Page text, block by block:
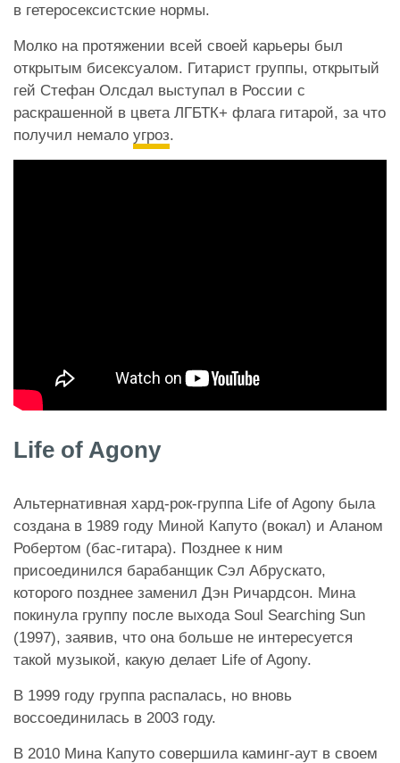
в гетеросексистские нормы.
Молко на протяжении всей своей карьеры был
открытым бисексуалом. Гитарист группы, открытый
гей Стефан Олсдал выступал в России с
раскрашенной в цвета ЛГБТК+ флага гитарой, за что
получил немало угроз.
Life of Agony
Альтернативная хард-рок-группа Life of Agony была
создана в 1989 году Миной Капуто (вокал) и Аланом
Робертом (бас-гитара). Позднее к ним
присоединился барабанщик Сэл Абрускато,
которого позднее заменил Дэн Ричардсон. Мина
покинула группу после выхода Soul Searching Sun
(1997), заявив, что она больше не интересуется
такой музыкой, какую делает Life of Agony.
В 1999 году группа распалась, но вновь
воссоединилась в 2003 году.
В 2010 Мина Капуто совершила каминг-аут в своем